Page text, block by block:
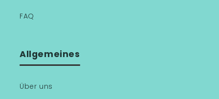
FAQ
Allgemeines
Über uns